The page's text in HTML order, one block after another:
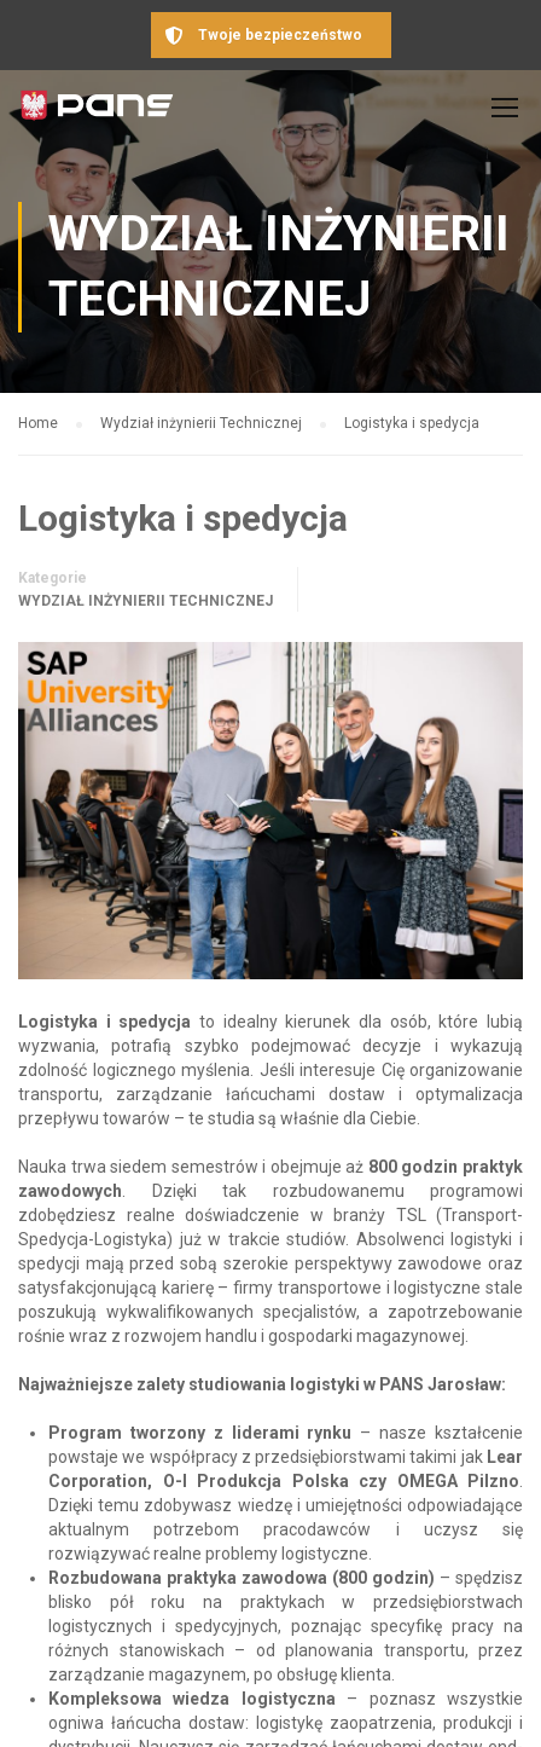
Twoje bezpieczeństwo
WYDZIAŁ INŻYNIERII
TECHNICZNEJ
Home Wydział inżynierii Technicznej Logistyka i spedycja
Logistyka i spedycja
Kategorie
WYDZIAŁ INŻYNIERII TECHNICZNEJ
Logistyka i spedycja to idealny kierunek dla osób, które lubią
wyzwania, potrafią szybko podejmować decyzje i wykazują
zdolność logicznego myślenia. Jeśli interesuje Cię organizowanie
transportu, zarządzanie łańcuchami dostaw i optymalizacja
przepływu towarów – te studia są właśnie dla Ciebie.
Nauka trwa siedem semestrów i obejmuje aż 800 godzin praktyk
zawodowych . Dzięki tak rozbudowanemu programowi
zdobędziesz realne doświadczenie w branży TSL (Transport-
Spedycja-Logistyka) już w trakcie studiów. Absolwenci logistyki i
spedycji mają przed sobą szerokie perspektywy zawodowe oraz
satysfakcjonującą karierę – firmy transportowe i logistyczne stale
poszukują wykwalifikowanych specjalistów, a zapotrzebowanie
rośnie wraz z rozwojem handlu i gospodarki magazynowej.
Najważniejsze zalety studiowania logistyki w PANS Jarosław:
Program tworzony z liderami rynku – nasze kształcenie
powstaje we współpracy z przedsiębiorstwami takimi jak Lear
Corporation, O-I Produkcja Polska czy OMEGA Pilzno
Dzięki temu zdobywasz wiedzę i umiejętności odpowiadające
aktualnym potrzebom pracodawców i uczysz się
rozwiązywać realne problemy logistyczne.
Rozbudowana praktyka zawodowa (800 godzin) – spędzisz
blisko pół roku na praktykach w przedsiębiorstwach
logistycznych i spedycyjnych, poznając specyfikę pracy na
różnych stanowiskach – od planowania transportu, przez
zarządzanie magazynem, po obsługę klienta.
Kompleksowa wiedza logistyczna – poznasz wszystkie
ogniwa łańcucha dostaw: logistykę zaopatrzenia, produkcji i